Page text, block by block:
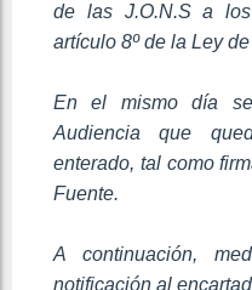
de las J.O.N.S a
artículo 8º de la Ley
En el mismo día
Audiencia que
enterado, tal como
Fuente.
A continuación,
notificación al